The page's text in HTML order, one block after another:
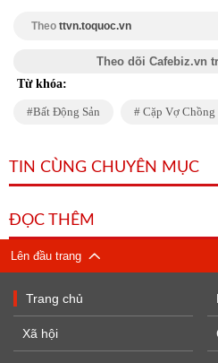
Theo ttvn.toquoc.vn
Theo dõi Cafebiz.vn
Từ khóa:
Bất Động Sản Cặp Vợ Chồng
TIN CÙNG CHUYÊN MỤC
ĐỌC THÊM
Lên đầu trang
Trang chủ
Xã hội